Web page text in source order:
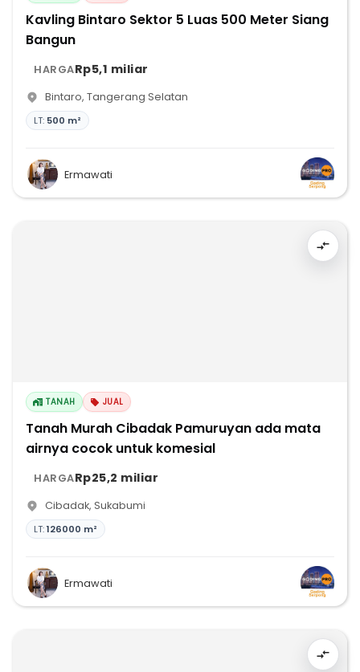
Kavling Bintaro Sektor 5 Luas 500 Meter Siang
Bangun
HARGARp5,1 miliar
Bintaro, Tangerang Selatan
LT: 500 m²
Ermawati
TANAH JUAL
Tanah Murah Cibadak Pamuruyan ada mata
airnya cocok untuk komesial
HARGARp25,2 miliar
Cibadak, Sukabumi
LT:126000 m²
Ermawati